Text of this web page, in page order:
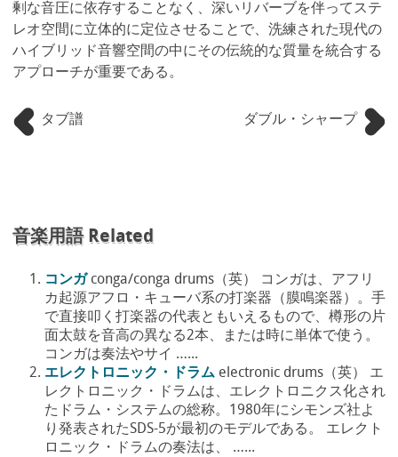
剰な音圧に依存することなく、深いリバーブを伴ってステ
レオ空間に立体的に定位させることで、洗練された現代の
ハイブリッド音響空間の中にその伝統的な質量を統合する
アプローチが重要である。
タブ譜 ダブル・シャープ
音楽用語 Related
コンガ conga/conga drums（英） コンガは、アフリ
カ起源アフロ・キューバ系の打楽器（膜鳴楽器）。手
で直接叩く打楽器の代表ともいえるもので、樽形の片
面太鼓を音高の異なる2本、または時に単体で使う。
コンガは奏法やサイ …...
エレクトロニック・ドラム electronic drums（英） エ
レクトロニック・ドラムは、エレクトロニクス化され
たドラム・システムの総称。1980年にシモンズ社よ
り発表されたSDS-5が最初のモデルである。 エレクト
ロニック・ドラムの奏法は、 …...